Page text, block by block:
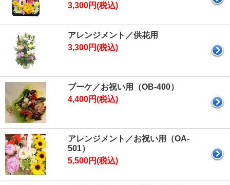
3,300円(税込)
アレンジメント／供花用
3,300円(税込)
ブーケ／お祝い用（OB-400）
4,400円(税込)
アレンジメント／お祝い用（OA-
501）
5,500円(税込)